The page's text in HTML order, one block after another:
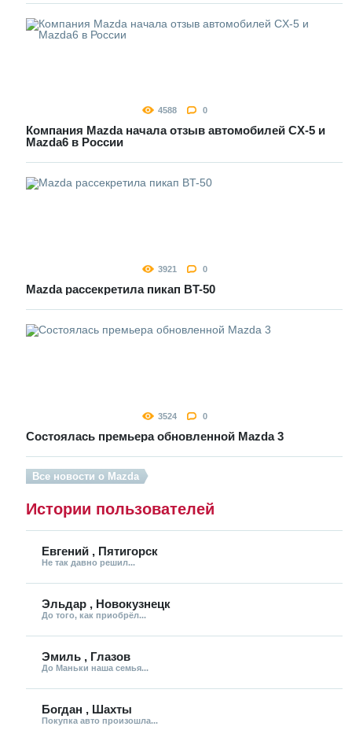
4588 0
Компания Mazda начала отзыв автомобилей CX-5 и
Mazda6 в России
3921 0
Mazda рассекретила пикап BT-50
3524 0
Состоялась премьера обновленной Mazda 3
Все новости о Mazda
Истории пользователей
Евгений , Пятигорск
Не так давно решил...
Эльдар , Новокузнецк
До того, как приобрёл...
Эмиль , Глазов
До Маньки наша семья...
Богдан , Шахты
Покупка авто произошла...